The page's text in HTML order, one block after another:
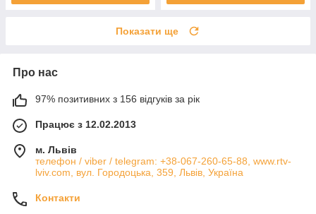
Показати ще
Про нас
97% позитивних з 156 відгуків за рік
Працює з 12.02.2013
м. Львів
телефон / viber / telegram: +38-067-260-65-88, www.rtv-
lviv.com, вул. Городоцька, 359, Львів, Україна
Контакти